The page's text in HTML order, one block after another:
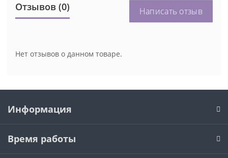
Отзывов (0) Написать отзыв
Нет отзывов о данном товаре.
Информация
Время работы